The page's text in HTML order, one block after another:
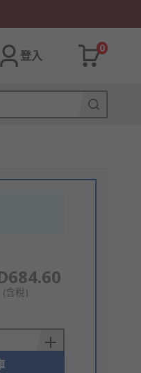
登入
0
(含稅)